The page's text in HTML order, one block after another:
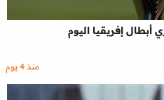
أبطال إفريقيا اليوم
منذ 4 يوم